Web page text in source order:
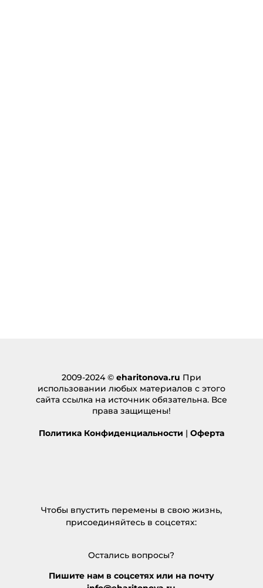
2009-2024 © eharitonova.ru При
использовании любых материалов с этого
сайта ссылка на источник обязательна. Все
права защищены!
Политика Конфиденциальности | Оферта
Чтобы впустить перемены в свою жизнь,
присоединяйтесь в соцсетях:
Остались вопросы?
Пишите нам в соцсетях или на почту